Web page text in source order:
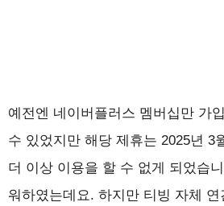
예전엔 네이버플러스 멤버십만 가
수 있었지만 해당 제휴는 2025년 3
더 이상 이용을 할 수 없게 되었습
워하였는데요. 하지만 티빙 자체